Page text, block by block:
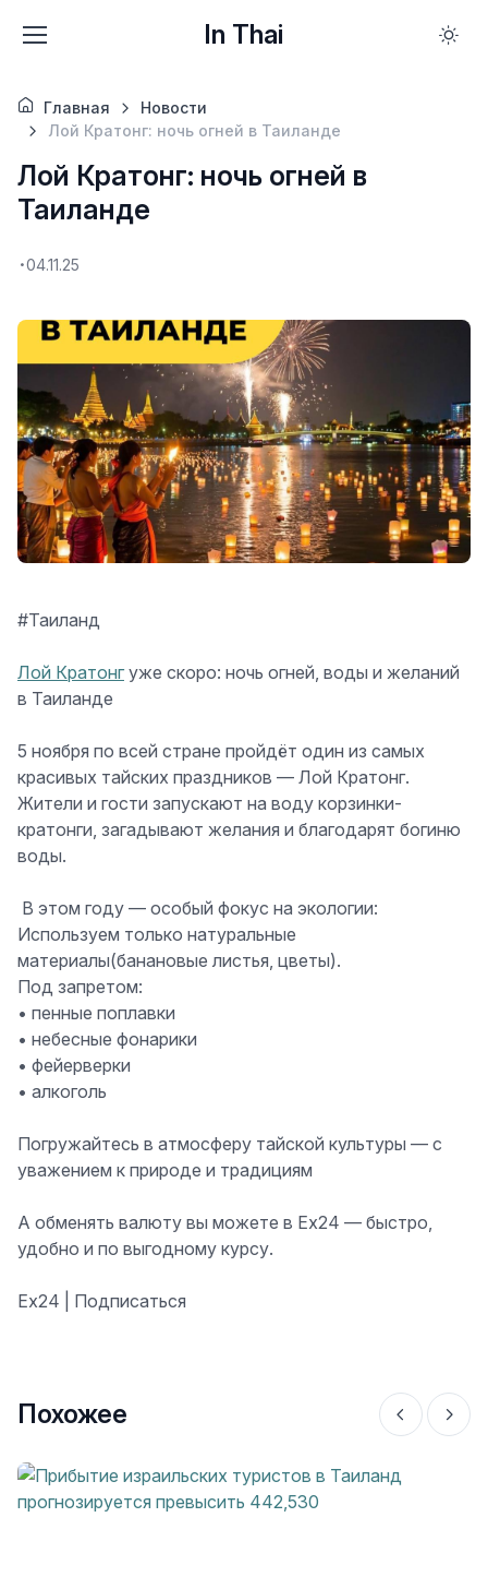
In Thai
Главная
Новости
Лой Кратонг: ночь огней в Таиланде
Лой Кратонг: ночь огней в
Таиланде
04.11.25
#Таиланд
Лой Кратонгуже скоро: ночь огней, воды и желаний
в Таиланде
5 ноября по всей стране пройдёт один из самых
красивых тайских праздников — Лой Кратонг.
Жители и гости запускают на воду корзинки-
кратонги, загадывают желания и благодарят богиню
воды.
️ В этом году — особый фокус на экологии:
Используем только натуральные
материалы(банановые листья, цветы).
Под запретом:
• пенные поплавки
• небесные фонарики
• фейерверки
• алкоголь
Погружайтесь в атмосферу тайской культуры — с
уважением к природе и традициям
А обменять валюту вы можете в Ex24 — быстро,
удобно и по выгодному курсу.
Ех24 | Подписаться
Похожее